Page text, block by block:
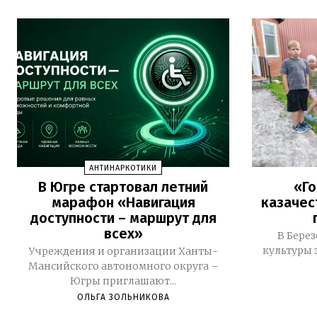
АНТИНАРКОТИКИ
В Югре стартовал летний
марафон «Навигация
доступности – маршрут для
всех»
Учреждения и организации Ханты-
Мансийского автономного округа –
Югры приглашают...
ОЛЬГА ЗОЛЬНИКОВА
В
культуры